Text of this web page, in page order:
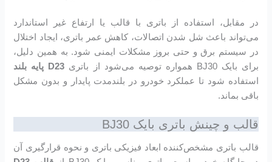
در مقابل، استفاده از باتری با قالب یا ارتفاع غیر استاندارد
می‌تواند باعث شل شدن اتصالات، کاهش عمر باتری، ایجاد اختلال
در سیستم برق و حتی بروز مشکلات ایمنی شود. به همین دلیل،
برای بایک BJ30 همواره توصیه می‌شود از باتری
D23
پایه بلند
استفاده شود تا عملکرد خودرو در بلندمدت پایدار و بدون مشکل
باقی بماند.
قالب و چینش باتری بایک BJ30
قالب باتری مشخص‌کننده ابعاد فیزیکی باتری و نحوه قرارگیری آن